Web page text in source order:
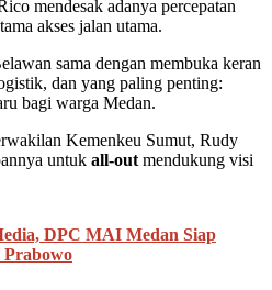
mendesak adanya percepatan
akses jalan utama.
sama dengan membuka keran
dan yang paling penting:
bagi warga Medan.
Kemenkeu Sumut, Rudy
untuk all-out mendukung visi
DPC MAI Medan Siap
Prabowo